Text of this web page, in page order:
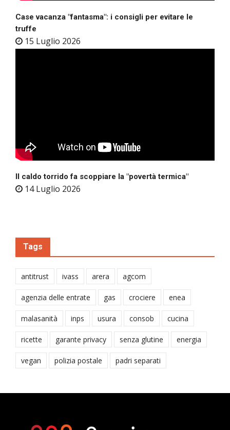
Case vacanza "fantasma": i consigli per evitare le
truffe
15 Luglio 2026
Il caldo torrido fa scoppiare la "povertà termica"
14 Luglio 2026
Tags
antitrust ivass arera agcom
agenzia delle entrate gas crociere enea
malasanità inps usura consob cucina
ricette garante privacy senza glutine energia
vegan polizia postale padri separati